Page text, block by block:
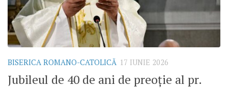
BISERICA ROMANO-CATOLICĂ 17 IUNIE 2026
Jubileul de 40 de ani de preoție al pr.